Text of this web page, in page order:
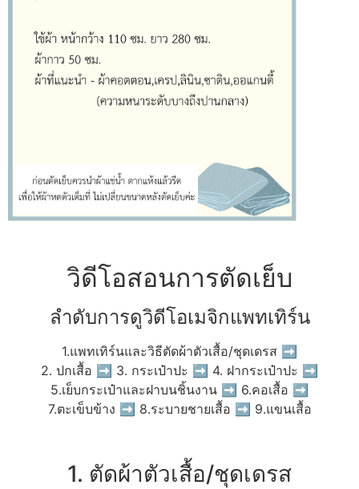
วิดีโอสอนการตัดเย็บ
ลำดับการดูวิดีโอเมจิกแพทเทิร์น
1.แพทเทิร์นและวิธีตัดผ้าตัวเสื้อ/ชุดเดรส ➡
2. ปกเสื้อ ➡ 3. กระเป๋าปะ ➡ 4. ฝากระเป๋าปะ ➡
5.เย็บกระเป๋าและฝาบนชิ้นงาน ➡ 6.คอเสื้อ ➡
7.ตะเข็บข้าง ➡ 8.ระบายชายเสื้อ ➡ 9.แขนเสื้อ
1. ตัดผ้าตัวเสื้อ/ชุดเดรส